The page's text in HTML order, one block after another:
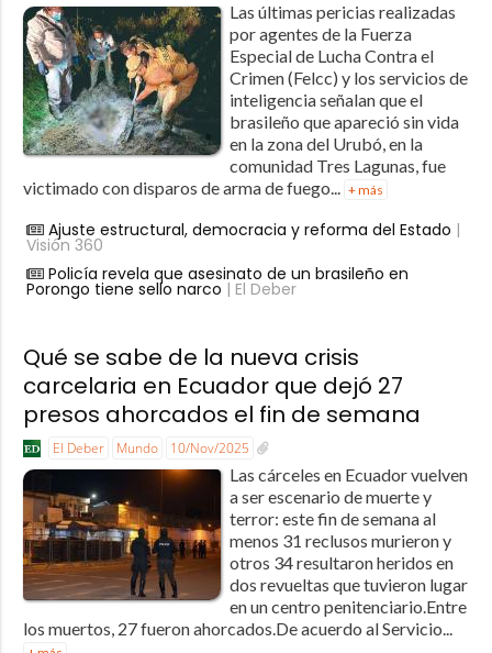
Las últimas pericias realizadas
por agentes de la Fuerza
Especial de Lucha Contra el
Crimen (Felcc) y los servicios de
inteligencia señalan que el
brasileño que apareció sin vida
en la zona del Urubó, en la
comunidad Tres Lagunas, fue
victimado con disparos de arma de fuego... + más
Ajuste estructural, democracia y reforma del Estado |
Visión 360
Policía revela que asesinato de un brasileño en
Porongo tiene sello narco | El Deber
Qué se sabe de la nueva crisis
carcelaria en Ecuador que dejó 27
presos ahorcados el fin de semana
El Deber Mundo 10/Nov/2025
Las cárceles en Ecuador vuelven
a ser escenario de muerte y
terror: este fin de semana al
menos 31 reclusos murieron y
otros 34 resultaron heridos en
dos revueltas que tuvieron lugar
en un centro penitenciario.Entre
los muertos, 27 fueron ahorcados.De acuerdo al Servicio...